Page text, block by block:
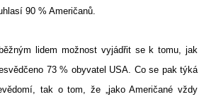
90 % Američanů.
lidem možnost vyjádřit se k tomu, jak
73 % obyvatel USA. Co se pak týká
tak o tom, že „jako Američané vždy